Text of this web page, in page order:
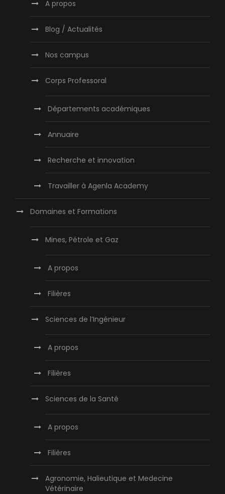
A propos
Blog / Actualités
Nos campus
Corps Professoral
Départements académiques
Annuaire
Recherche et innovation
Travailler à Agenla Academy
Domaines et Formations
Mines, Pétrole et Gaz
A propos
Filières
Sciences de l’Ingénieur
A propos
Filières
Sciences de la Santé
A propos
Filières
Agronomie, Halieutique et Medecine
Vétérinaire